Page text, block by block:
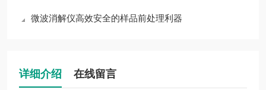
微波消解仪高效安全的样品前处理利器
详细介绍 在线留言